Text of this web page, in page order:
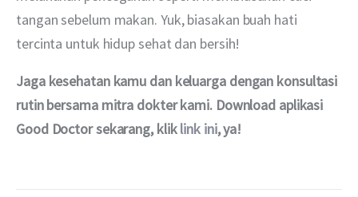
tangan sebelum makan. Yuk, biasakan buah hati
tercinta untuk hidup sehat dan bersih!
Jaga kesehatan kamu dan keluarga dengan konsultasi
rutin bersama mitra dokter kami. Download aplikasi
Good Doctor sekarang, klik link ini, ya!